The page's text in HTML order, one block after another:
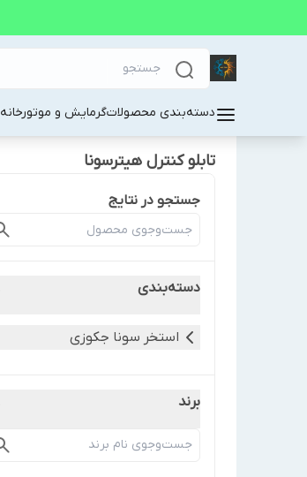
دسته‌بندی محصولاتگرمایش و موتورخانه
تابلو کنترل هیترسونا
جستجو در نتایج
دسته‌بندی
استخر سونا جکوزی
برند